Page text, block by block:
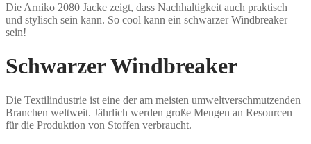
Die Arniko 2080 Jacke zeigt, dass Nachhaltigkeit auch praktisch
und stylisch sein kann. So cool kann ein schwarzer Windbreaker
sein!
Schwarzer Windbreaker
Die Textilindustrie ist eine der am meisten umweltverschmutzenden
Branchen weltweit. Jährlich werden große Mengen an Resourcen
für die Produktion von Stoffen verbraucht.